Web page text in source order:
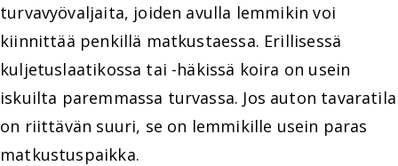
turvavyövaljaita, joiden avulla lemmikin voi
kiinnittää penkillä matkustaessa. Erillisessä
kuljetuslaatikossa tai -häkissä koira on usein
iskuilta paremmassa turvassa. Jos auton tavaratila
on riittävän suuri, se on lemmikille usein paras
matkustuspaikka.